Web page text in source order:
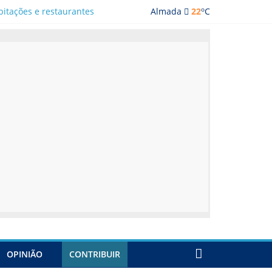
Almada 22oC
e restaurantes
OPINIÃO CONTRIBUIR